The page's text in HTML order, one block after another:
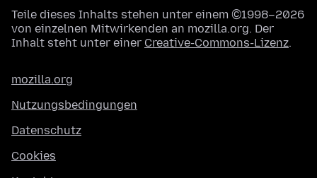
Teile dieses Inhalts stehen unter einem ©1998–2026
von einzelnen Mitwirkenden an mozilla.org. Der
Inhalt steht unter einer Creative-Commons-Lizenz.
mozilla.org
Nutzungsbedingungen
Datenschutz
Cookies